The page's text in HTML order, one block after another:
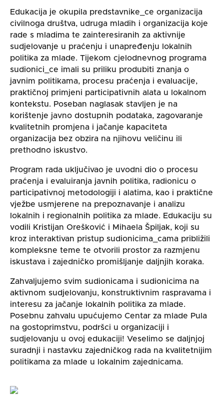
Edukacija je okupila predstavnike_ce organizacija
civilnoga društva, udruga mladih i organizacija koje
rade s mladima te zainteresiranih za aktivnije
sudjelovanje u praćenju i unapređenju lokalnih
politika za mlade. Tijekom cjelodnevnog programa
sudionici_ce imali su priliku produbiti znanja o
javnim politikama, procesu praćenja i evaluacije,
praktičnoj primjeni participativnih alata u lokalnom
kontekstu. Poseban naglasak stavljen je na
korištenje javno dostupnih podataka, zagovaranje
kvalitetnih promjena i jačanje kapaciteta
organizacija bez obzira na njihovu veličinu ili
prethodno iskustvo.
Program rada uključivao je uvodni dio o procesu
praćenja i evaluiranja javnih politika, radionicu o
participativnoj metodologiji i alatima, kao i praktične
vježbe usmjerene na prepoznavanje i analizu
lokalnih i regionalnih politika za mlade. Edukaciju su
vodili Kristijan Orešković i Mihaela Špiljak, koji su
kroz interaktivan pristup sudionicima_cama približili
kompleksne teme te otvorili prostor za razmjenu
iskustava i zajedničko promišljanje daljnjih koraka.
Zahvaljujemo svim sudionicama i sudionicima na
aktivnom sudjelovanju, konstruktivnim raspravama i
interesu za jačanje lokalnih politika za mlade.
Posebnu zahvalu upućujemo Centar za mlade Pula
na gostoprimstvu, podršci u organizaciji i
sudjelovanju u ovoj edukaciji! Veselimo se daljnjoj
suradnji i nastavku zajedničkog rada na kvalitetnijim
politikama za mlade u lokalnim zajednicama.